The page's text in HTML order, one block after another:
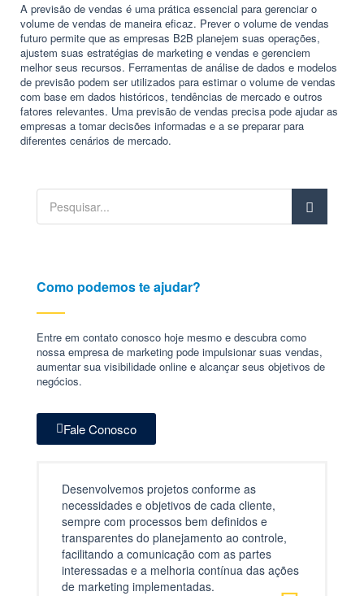
A previsão de vendas é uma prática essencial para gerenciar o
volume de vendas de maneira eficaz. Prever o volume de vendas
futuro permite que as empresas B2B planejem suas operações,
ajustem suas estratégias de marketing e vendas e gerenciem
melhor seus recursos. Ferramentas de análise de dados e modelos
de previsão podem ser utilizados para estimar o volume de vendas
com base em dados históricos, tendências de mercado e outros
fatores relevantes. Uma previsão de vendas precisa pode ajudar as
empresas a tomar decisões informadas e a se preparar para
diferentes cenários de mercado.
Como podemos te ajudar?
Entre em contato conosco hoje mesmo e descubra como
nossa empresa de marketing pode impulsionar suas vendas,
aumentar sua visibilidade online e alcançar seus objetivos de
negócios.
Fale Conosco
Desenvolvemos projetos conforme as
necessidades e objetivos de cada cliente,
sempre com processos bem definidos e
transparentes do planejamento ao controle,
facilitando a comunicação com as partes
interessadas e a melhoria contínua das ações
de marketing implementadas.